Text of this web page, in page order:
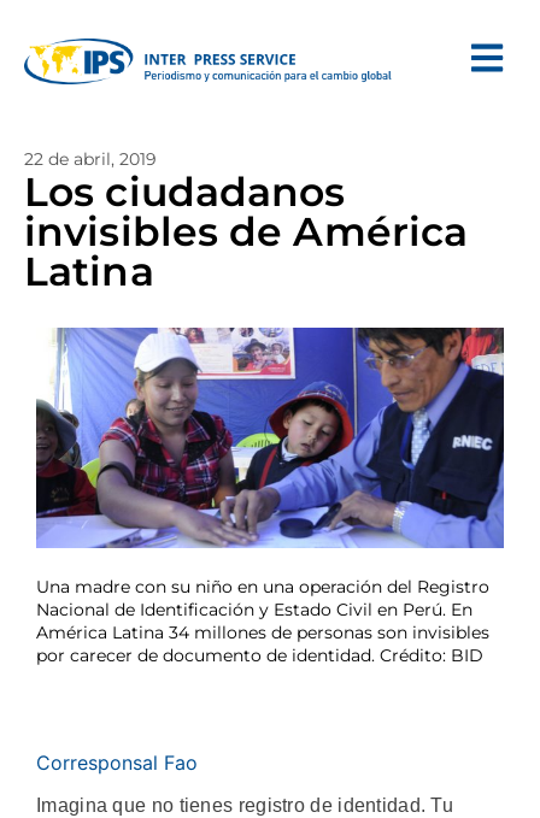
22 de abril, 2019
Los ciudadanos
invisibles de América
Latina
Una madre con su niño en una operación del Registro
Nacional de Identificación y Estado Civil en Perú. En
América Latina 34 millones de personas son invisibles
por carecer de documento de identidad. Crédito: BID
Corresponsal Fao
Imagina que no tienes registro de identidad. Tu